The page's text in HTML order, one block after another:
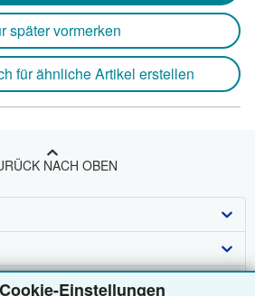
Einstellungen
später vormerken
für ähnliche Artikel erstellen
NACH OBEN